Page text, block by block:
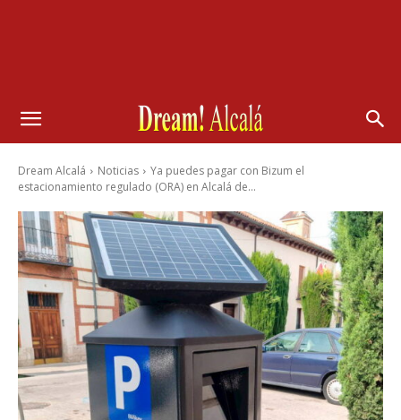
Dream Alcalá Noticias
Ya puedes pagar con Bizum el
estacionamiento regulado (ORA) en Alcalá de...